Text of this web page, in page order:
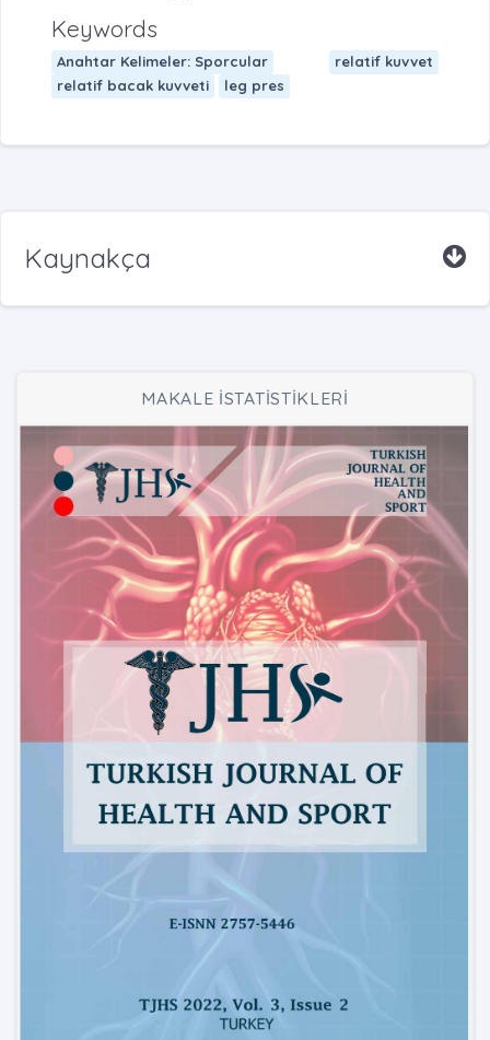
Keywords
Anahtar Kelimeler: Sporcular
relatif kuvvet
relatif bacak kuvveti
leg pres
Kaynakça
MAKALE İSTATİSTİKLERİ